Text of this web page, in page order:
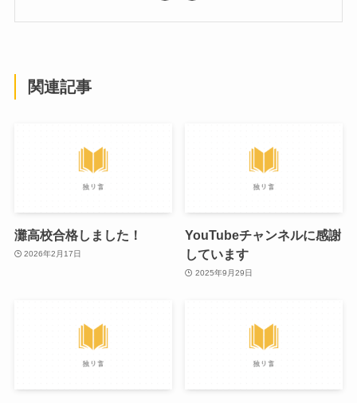
関連記事
灘高校合格しました！
2026年2月17日
YouTubeチャンネルに感謝
しています
2025年9月29日